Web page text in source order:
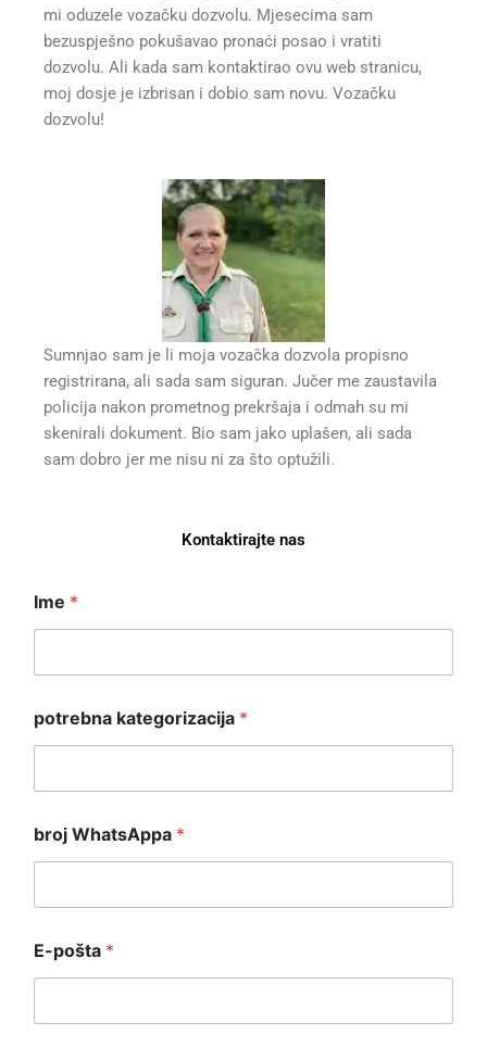
mi oduzele vozačku dozvolu. Mjesecima sam
bezuspješno pokušavao pronaći posao i vratiti
dozvolu. Ali kada sam kontaktirao ovu web stranicu,
moj dosje je izbrisan i dobio sam novu. Vozačku
dozvolu!
Sumnjao sam je li moja vozačka dozvola propisno
registrirana, ali sada sam siguran. Jučer me zaustavila
policija nakon prometnog prekršaja i odmah su mi
skenirali dokument. Bio sam jako uplašen, ali sada
sam dobro jer me nisu ni za što optužili.
Kontaktirajte nas
Ime *
potrebna kategorizacija *
broj WhatsAppa *
P
o
u
E-pošta *